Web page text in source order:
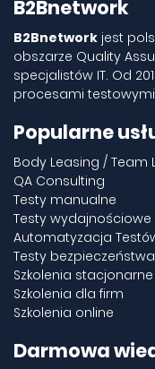
B2Bnetwork
B2Bnetwork jest
obszarze Quality
specjalistów IT. Od
procesami
Popularne
Body Leasing / Team
QA Consulting
Testy manualne
Testy wydajnościowe
Automatyzacja
Testy bezpieczeństwa
Szkolenia stacjonarne
Szkolenia dla firm
Szkolenia online
Darmowa